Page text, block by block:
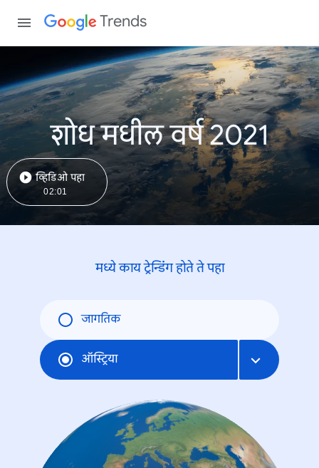
Trends
शोध मधील वर्ष 2021
व्हिडिओ पहा
02:01
मध्ये काय ट्रेन्डिंंग होते ते पहा
जागतिक
ऑस्ट्रिया